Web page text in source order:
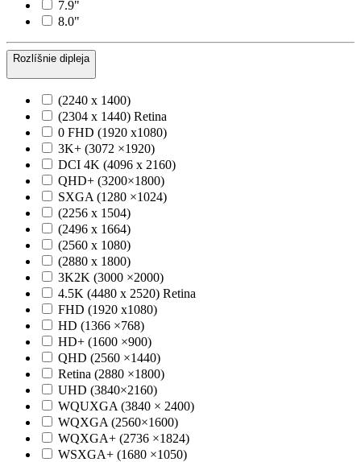
7.9"
8.0"
Rozlíšnie dipleja
(2240 x 1400)
(2304 x 1440) Retina
0 FHD (1920 x1080)
3K+ (3072 ×1920)
DCI 4K (4096 x 2160)
QHD+ (3200×1800)
SXGA (1280 ×1024)
(2256 x 1504)
(2496 x 1664)
(2560 x 1080)
(2880 x 1800)
3K2K (3000 ×2000)
4.5K (4480 x 2520) Retina
FHD (1920 x1080)
HD (1366 ×768)
HD+ (1600 ×900)
QHD (2560 ×1440)
Retina (2880 ×1800)
UHD (3840×2160)
WQUXGA (3840 × 2400)
WQXGA (2560×1600)
WQXGA+ (2736 ×1824)
WSXGA+ (1680 ×1050)